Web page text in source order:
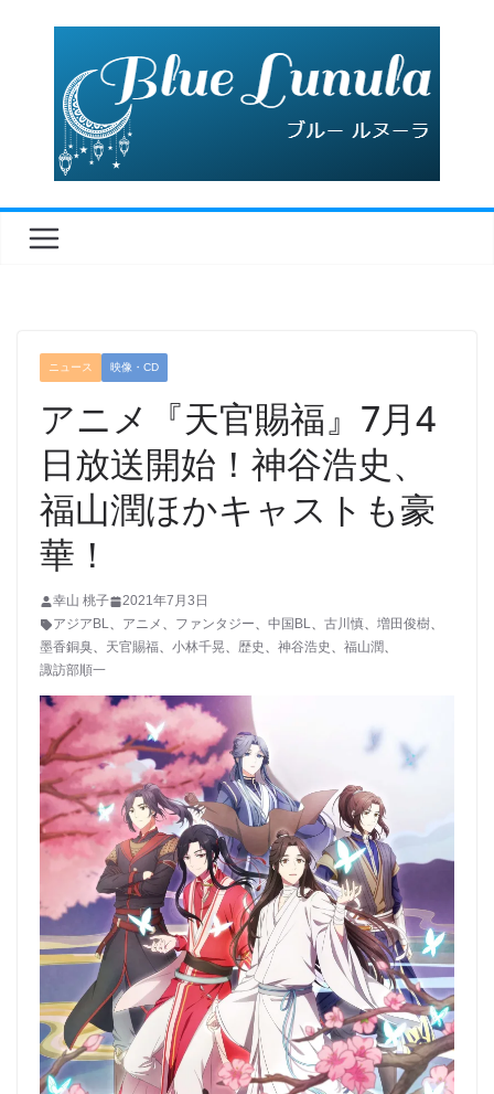
ニュース 映像・CD
アニメ『天官賜福』7月4
日放送開始！神谷浩史、
福山潤ほかキャストも豪
華！
幸山 桃子
2021年7月3日
アジアBL、 アニメ 、 ファンタジー、 中国BL、 古川慎、 増田俊樹、
墨香銅臭、 天官賜福、 小林千晃、 歴史 、 神谷浩史 、 福山潤、
諏訪部順一